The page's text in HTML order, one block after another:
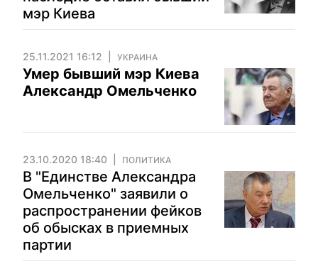
мэр Киева
25.11.2021 16:12 УКРАИНА
Умер бывший мэр Киева
Александр Омельченко
23.10.2020 18:40 ПОЛИТИКА
В "Единстве Александра
Омельченко" заявили о
распространении фейков
об обысках в приемных
партии